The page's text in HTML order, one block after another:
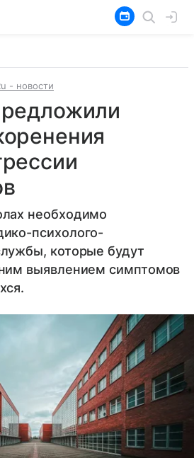
- новости
необходимо
психолого-
которые будут
выявлением симптомов